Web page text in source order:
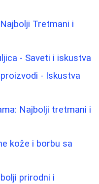
Tretmani i
- Saveti i iskustva
- Iskustva
Najbolji tretmani i
kože i borbu sa
prirodni i